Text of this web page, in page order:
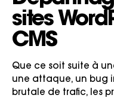
sites
CMS
Que ce soit suite à
une attaque, un bug
brutale de trafic, les